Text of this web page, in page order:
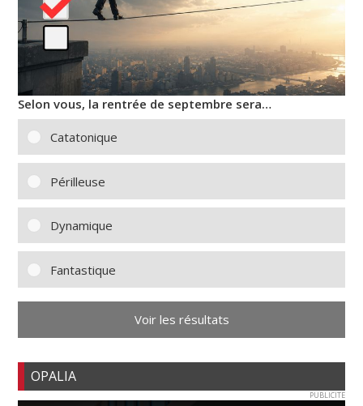
Selon vous, la rentrée de septembre sera…
Catatonique
Périlleuse
Dynamique
Fantastique
Voir les résultats
OPALIA
PUBLICITE